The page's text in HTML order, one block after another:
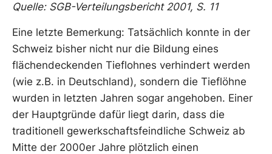
Quelle: SGB-Verteilungsbericht 2001, S. 11
Eine letzte Bemerkung: Tatsächlich konnte in der
Schweiz bisher nicht nur die Bildung eines
flächendeckenden Tieflohnes verhindert werden
(wie z.B. in Deutschland), sondern die Tieflöhne
wurden in letzten Jahren sogar angehoben. Einer
der Hauptgründe dafür liegt darin, dass die
traditionell gewerkschaftsfeindliche Schweiz ab
Mitte der 2000er Jahre plötzlich einen